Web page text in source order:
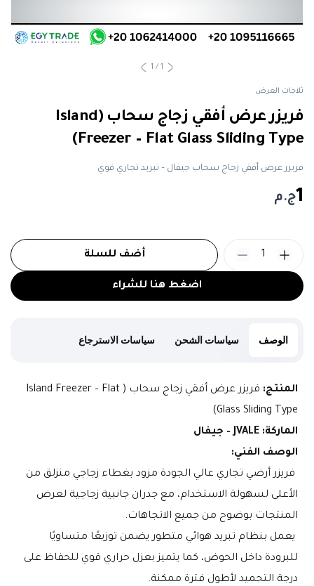
1
/
1
ثلاجات العرض
فريزر عرض أفقي زجاج سحاب (Island
Freezer – Flat Glass Sliding Type)
فريزر عرض أفقي زجاج سحاب جيفال – تبريد تجاري قوي
1ج.م
اضغط هنا للشراء
أضف للسلة 1
الوصف سياسات الشحن سياسات الاسترجاع
المنتج:
فريزر عرض أفقي زجاج سحاب (Island Freezer – Flat
Glass Sliding Type)
الماركة: JVALE – جيفال
الوصف الفني:
المنتجات بوضوح من جميع الاتجاهات.
درجة التجميد لأطول فترة ممكنة.